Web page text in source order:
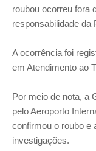
roubou ocorreu fora
responsabilidade da
A ocorrência foi
em Atendimento ao
Por meio de nota, a
pelo Aeroporto
confirmou o roubo e
investigações.